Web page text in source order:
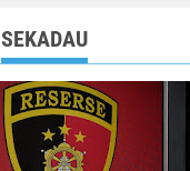
SEKADAU